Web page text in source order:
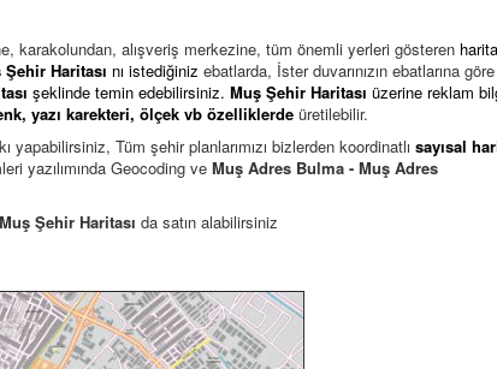
karakolundan, alışveriş merkezine, tüm önemli yerleri gösteren
Şehir Haritası nı istediğiniz ebatlarda, İster duvarınızın ebatlarına göre
sı şeklinde temin edebilirsiniz. Muş Şehir Haritası üzerine reklam
yazı karekteri, ölçek vb özelliklerdeüretilebilir.
yapabilirsiniz, Tüm şehir planlarımızı bizlerden koordinatlı sayısal
yazılımında Geocoding ve Muş Adres Bulma - Muş Adres
Şehir Haritası da satın alabilirsiniz